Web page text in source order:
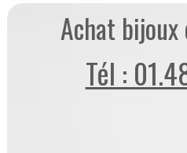
Achat bijoux
Tél :